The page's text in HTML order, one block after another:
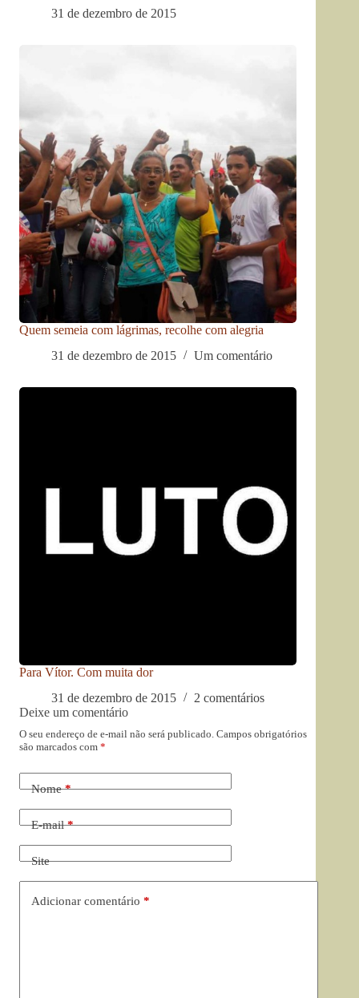
31 de dezembro de 2015
Quem semeia com lágrimas, recolhe com alegria
31 de dezembro de 2015
Um comentário
Para Vítor. Com muita dor
31 de dezembro de 2015
2 comentários
Deixe um comentário
O seu endereço de e-mail não será publicado. Campos obrigatórios
são marcados com *
Nome*
E-mail*
Site
Adicionar comentário *